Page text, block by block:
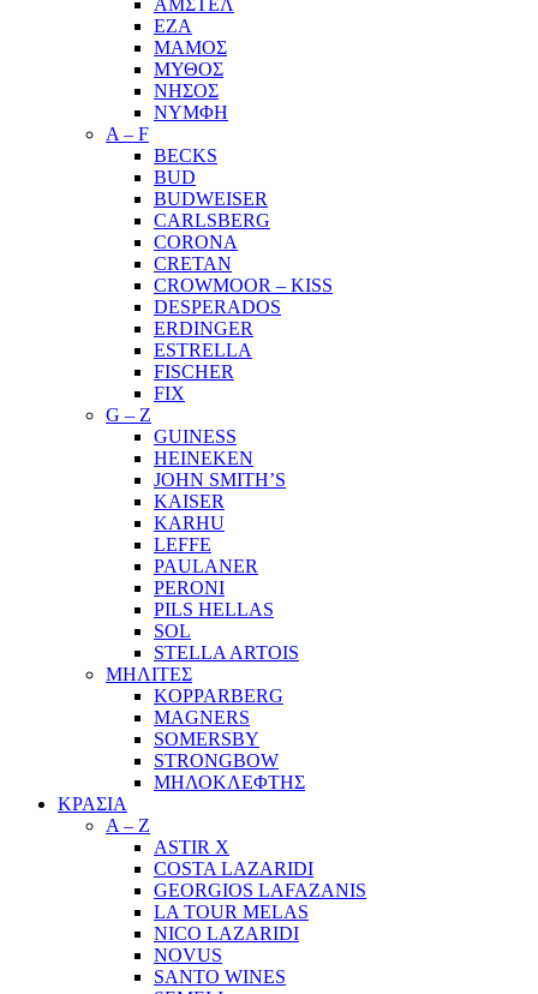
ΑΜΣΤΕΛ
ΕΖΑ
ΜΑΜΟΣ
ΜΥΘΟΣ
ΝΗΣΟΣ
ΝΥΜΦΗ
A – F
BECKS
BUD
BUDWEISER
CARLSBERG
CORONA
CRETAN
CROWMOOR – KISS
DESPERADOS
ERDINGER
ESTRELLA
FISCHER
FIX
G – Z
GUINESS
HEINEKEN
JOHN SMITH’S
KAISER
KARHU
LEFFE
PAULANER
PERONI
PILS HELLAS
SOL
STELLA ARTOIS
ΜΗΛΙΤΕΣ
KOPPARBERG
MAGNERS
SOMERSBY
STRONGBOW
ΜΗΛΟΚΛΕΦΤΗΣ
ΚΡΑΣΙΑ
A – Z
ASTIR X
COSTA LAZARIDI
GEORGIOS LAFAZANIS
LA TOUR MELAS
NICO LAZARIDI
NOVUS
SANTO WINES